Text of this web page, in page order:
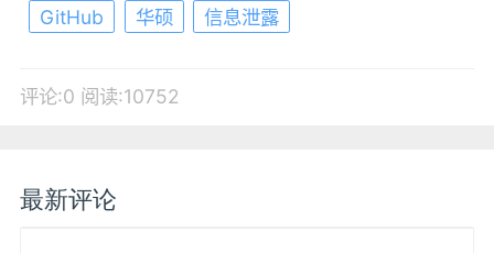
GitHub 华硕 信息泄露
评论:0 阅读:10752
最新评论